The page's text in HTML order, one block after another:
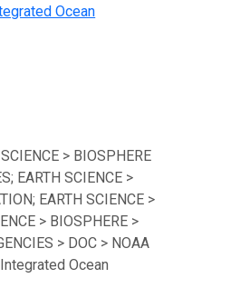
Ocean
> BIOSPHERE
EARTH SCIENCE >
EARTH SCIENCE >
> BIOSPHERE >
> DOC > NOAA
Ocean